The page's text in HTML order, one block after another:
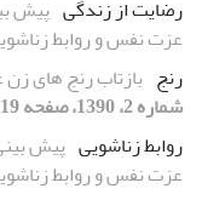
رضایت از زندگی پیش
عزت نفس و روابط
رنج بازتاب رنج های
شماره 2، 1390، صفحه 119-131]
روابط زناشویی پیش
عزت نفس و روابط